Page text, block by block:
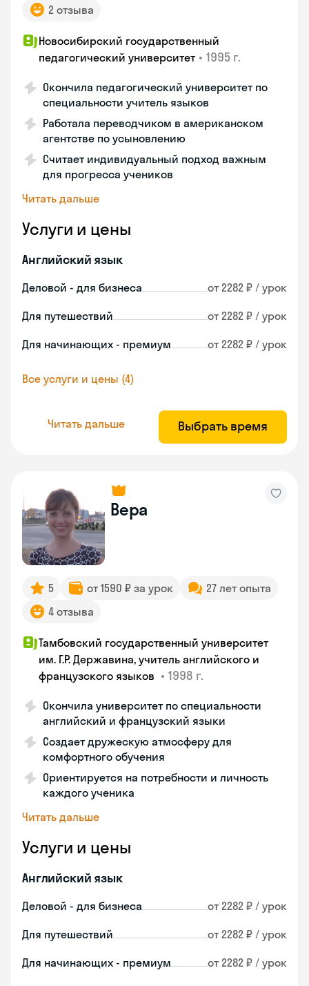
2 отзыва
Новосибирский государственный
педагогический университет • 1995 г.
Окончила педагогический университет по
специальности учитель языков
Работала переводчиком в американском
агентстве по усыновлению
Считает индивидуальный подход важным
для прогресса учеников
Читать дальше
Услуги и цены
Английский язык
Деловой - для бизнеса от 2282 ₽ / урок
Для путешествий от 2282 ₽ / урок
Для начинающих - премиум от 2282 ₽ / урок
Все услуги и цены (4)
Читать дальше Выбрать время
Вера
5 от 1590 ₽ за урок
27 лет опыта
4 отзыва
Тамбовский государственный университет
им. Г.Р. Державина, учитель английского и
французского языков • 1998 г.
Окончила университет по специальности
английский и французский языки
Создает дружескую атмосферу для
комфортного обучения
Ориентируется на потребности и личность
каждого ученика
Читать дальше
Услуги и цены
Английский язык
Деловой - для бизнеса от 2282 ₽ / урок
Для путешествий от 2282 ₽ / урок
Для начинающих - премиум от 2282 ₽ / урок